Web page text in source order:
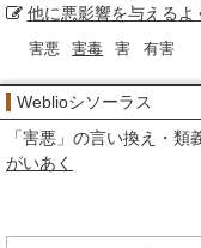
他に悪影響を与える よ
害悪 害毒 害 有害
Weblioシソーラス
「害悪 」の言い換え・類
がいあく